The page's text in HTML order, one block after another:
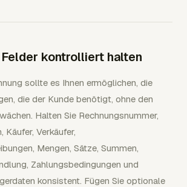
kontrolliert halten
sollte es Ihnen ermöglichen, die
die der Kunde benötigt, ohne den
Halten Sie Rechnungsnummer,
Käufer, Verkäufer,
Mengen, Sätze, Summen,
Zahlungsbedingungen und
konsistent. Fügen Sie optionale